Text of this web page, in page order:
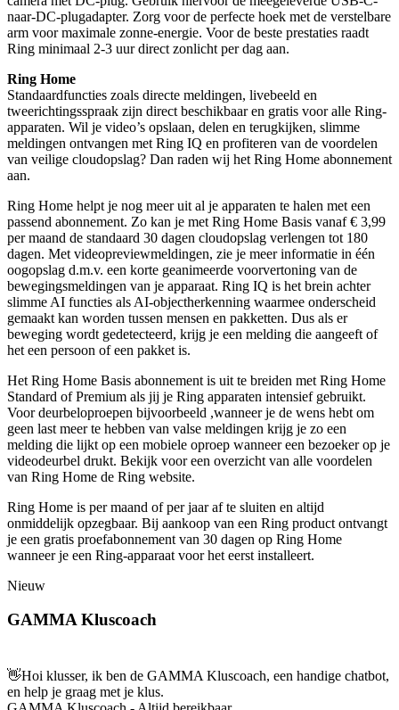
naar-DC-plugadapter. Zorg voor de perfecte hoek met de verstelbare
arm voor maximale zonne-energie. Voor de beste prestaties raadt
Ring minimaal 2-3 uur direct zonlicht per dag aan.
Ring Home
Standaardfuncties zoals directe meldingen, livebeeld en
tweerichtingsspraak zijn direct beschikbaar en gratis voor alle Ring-
apparaten. Wil je video’s opslaan, delen en terugkijken, slimme
meldingen ontvangen met Ring IQ en profiteren van de voordelen
van veilige cloudopslag? Dan raden wij het Ring Home abonnement
aan.
Ring Home helpt je nog meer uit al je apparaten te halen met een
passend abonnement. Zo kan je met Ring Home Basis vanaf € 3,99
per maand de standaard 30 dagen cloudopslag verlengen tot 180
dagen. Met videopreviewmeldingen, zie je meer informatie in één
oogopslag d.m.v. een korte geanimeerde voorvertoning van de
bewegingsmeldingen van je apparaat. Ring IQ is het brein achter
slimme AI functies als AI-objectherkenning waarmee onderscheid
gemaakt kan worden tussen mensen en pakketten. Dus als er
beweging wordt gedetecteerd, krijg je een melding die aangeeft of
het een persoon of een pakket is.
Het Ring Home Basis abonnement is uit te breiden met Ring Home
Standard of Premium als jij je Ring apparaten intensief gebruikt.
Voor deurbeloproepen bijvoorbeeld ,wanneer je de wens hebt om
geen last meer te hebben van valse meldingen krijg je zo een
melding die lijkt op een mobiele oproep wanneer een bezoeker op je
videodeurbel drukt. Bekijk voor een overzicht van alle voordelen
van Ring Home de Ring website.
Ring Home is per maand of per jaar af te sluiten en altijd
onmiddelijk opzegbaar. Bij aankoop van een Ring product ontvangt
je een gratis proefabonnement van 30 dagen op Ring Home
wanneer je een Ring-apparaat voor het eerst installeert.
Nieuw
GAMMA Kluscoach
👋Hoi klusser, ik ben de GAMMA Kluscoach, een handige chatbot,
en help je graag met je klus.